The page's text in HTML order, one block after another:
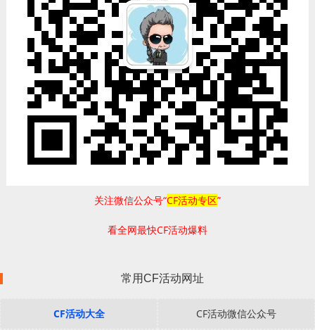
关注微信公众号“CF活动专区”
看全网最快CF活动爆料
常用CF活动网址
CF活动大全 CF活动微信公众号